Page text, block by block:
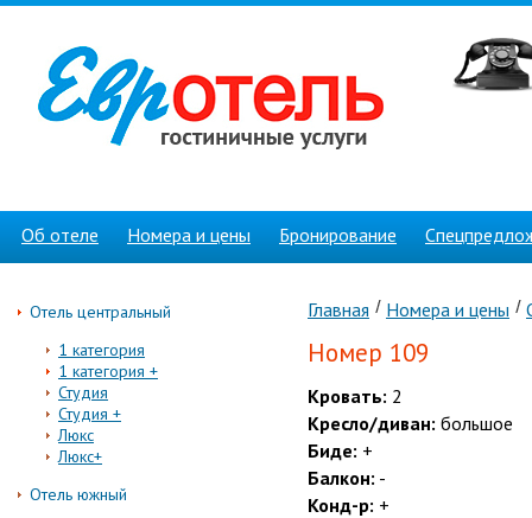
Об отеле Номера и цены Бронирование
Отель центральный
1 категория
1 категория +
Студия
Студия +
Люкс
Люкс+
Отель южный
Главная Номера и цены
Номер 109
Кровать: 2
Кресло/диван: большое
Биде: +
Балкон: -
Конд-р: +